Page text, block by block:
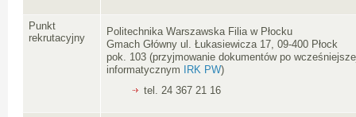
Punkt
rekrutacyjny
Politechnika Warszawska Filia w Płocku
Gmach Główny ul. Łukasiewicza 17, 09-400 Płock
pok. 103 (przyjmowanie dokumentów po
informatycznym
IRK PW)
tel. 24 367 21 16